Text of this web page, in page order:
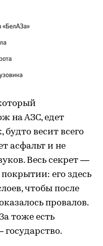
на АЗС, едет
весит всего
асфальт и не
Весь секрет —
его здесь
чтобы после
провалов.
тоже есть